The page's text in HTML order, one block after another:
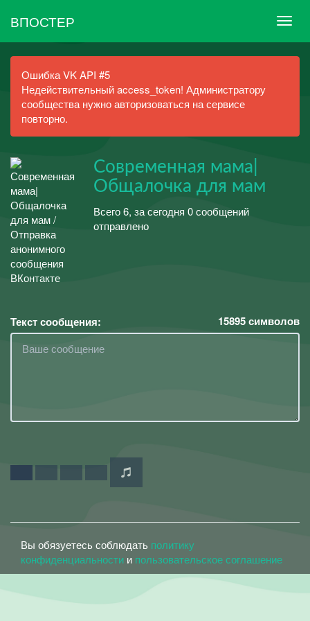
ВПОСТЕР
Ошибка VK API #5
Недействительный access_token! Администратору
сообщества нужно авторизоваться на сервисе
повторно.
Современная мама|
Общалочка для мам
Всего 6, за сегодня 0 сообщений
отправлено
Текст сообщения: 15895символов
Вы обязуетесь соблюдать политику
конфиденциальности и пользовательское соглашение